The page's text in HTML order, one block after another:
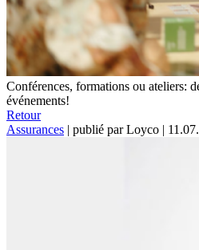
Conférences, formations ou ateliers:
événements!
Retour
Assurances | publié par Loyco |